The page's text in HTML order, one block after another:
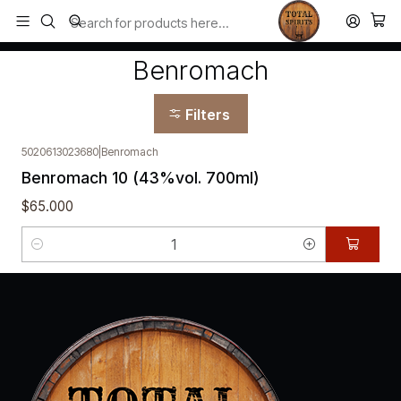
Todos los productos estan en stock. Despachamos a todo Chile.
Home Benromach
Benromach
Filters
5020613023680 Benromach
Benromach 10 (43%vol. 700ml)
$65.000
Quantity